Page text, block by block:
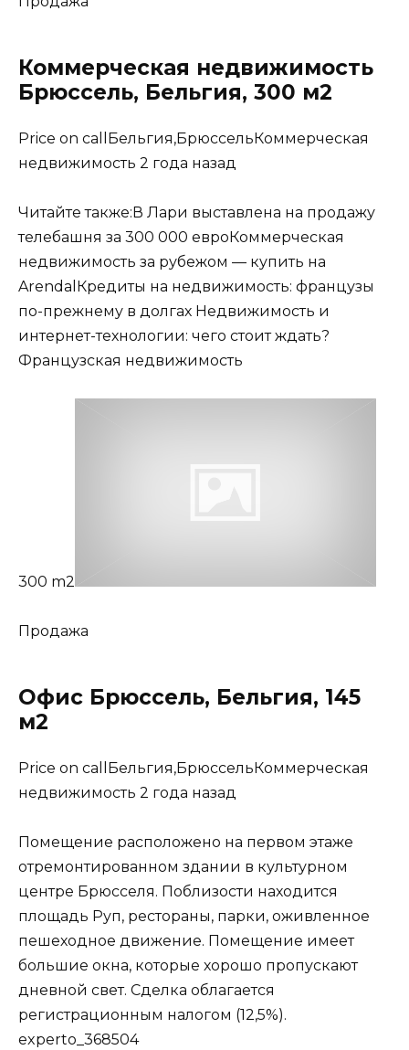
Коммерческая недвижимость
Брюссель, Бельгия, 300 м2
Price on callБельгия,БрюссельКоммерческая
недвижимость 2 года назад
Читайте также:В Лари выставлена на продажу
телебашня за 300 000 евроКоммерческая
недвижимость за рубежом — купить на
ArendalКредиты на недвижимость: французы
по-прежнему в долгах Недвижимость и
интернет-технологии: чего стоит ждать?
Французская недвижимость
300 m2
Продажа
Офис Брюссель, Бельгия, 145
м2
Price on callБельгия,БрюссельКоммерческая
недвижимость 2 года назад
Помещение расположено на первом этаже
отремонтированном здании в культурном
центре Брюсселя. Поблизости находится
площадь Руп, рестораны, парки, оживленное
пешеходное движение. Помещение имеет
большие окна, которые хорошо пропускают
дневной свет. Сделка облагается
регистрационным налогом (12,5%).
experto_368504